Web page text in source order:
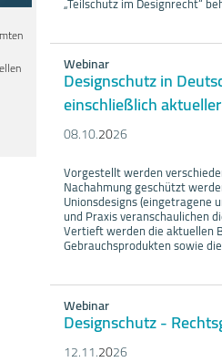
Webinar
Designschutz in
einschließlich
08.10.2026
Vorgestellt werden
Nachahmung geschützt
Unionsdesigns (eingetragene
und Praxis veranschaulichen
Vertieft werden die aktuellen
Gebrauchsprodukten sowie
Webinar
Designschutz -
12.11.2026